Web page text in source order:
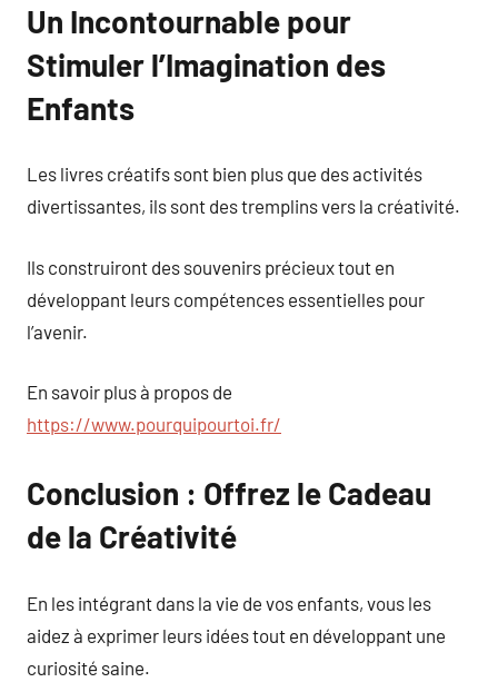
Un Incontournable pour
Stimuler l’Imagination des
Enfants
Les livres créatifs sont bien plus que des activités
divertissantes, ils sont des tremplins vers la créativité.
Ils construiront des souvenirs précieux tout en
développant leurs compétences essentielles pour
l’avenir.
En savoir plus à propos de
https://www.pourquipourtoi.fr/
Conclusion : Offrez le Cadeau
de la Créativité
En les intégrant dans la vie de vos enfants, vous les
aidez à exprimer leurs idées tout en développant une
curiosité saine.